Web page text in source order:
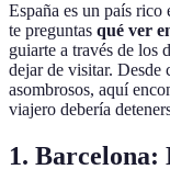
España es un país
te preguntas qué ver
guiarte a través de los
dejar de visitar. Desde
asombrosos, aquí
viajero debería
1. Barcelona: